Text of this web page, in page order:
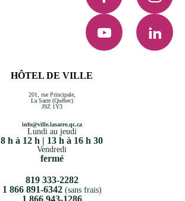
HÔTEL DE VILLE
201, rue Principale,
La Sarre (Québec)
J9Z 1Y3
info@ville.lasarre.qc.ca
Lundi au jeudi
8 h à 12 h | 13 h à 16 h 30
Vendredi
fermé
819 333-2282
1 866 891-6342(sans frais)
1 866 943-1286
YouTube